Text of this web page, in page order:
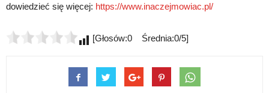
dowiedzieć się więcej: https://www.inaczejmowiac.pl/
[Głosów:0 Średnia:0/5]